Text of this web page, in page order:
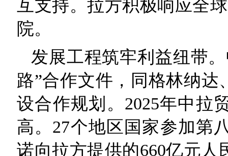
互支持。拉方积极响应全
院。
发展工程筑牢利益纽带
路”合作文件，同格林纳达
设合作规划。2025年中拉
高。27个地区国家参加第
诺向拉方提供的660亿元